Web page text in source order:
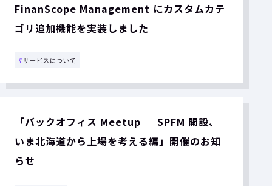
FinanScope Management にカスタムカテ
ゴリ追加機能を実装しました
#サービスについて
「バックオフィス Meetup ─ SPFM 開設、
いま北海道から上場を考える編」開催のお知
らせ